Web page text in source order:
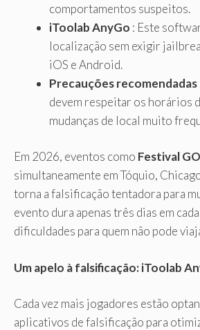
comportamentos suspeitos.
iToolab AnyGo : Este
localização sem exigir
iOS e Android.
Precauções recomendadas
devem respeitar os horários
mudanças de local muito
Em 2026, eventos como Festival GO
simultaneamente em Tóquio,
torna a falsificação tentadora para
evento dura apenas três dias em
dificuldades para quem não pode
Um apelo à falsificação: iToolab
Cada vez mais jogadores estão
aplicativos de falsificação para